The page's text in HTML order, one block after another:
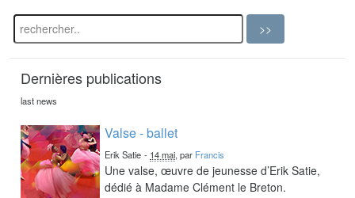
Dernières publications
last news
Valse - ballet
Erik Satie - 14 mai, par Francis
Une valse, œuvre de jeunesse d’Erik Satie,
dédié à Madame Clément le Breton.